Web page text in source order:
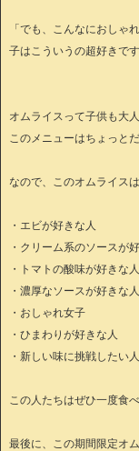
「でも、こんなにおしゃ
子はこういうの超好きです
オムライスって子供も大
このメニューはちょっと
なので、このオムライス
・エビが好きな人
・クリーム系のソースが
・トマトの酸味が好きな人
・濃厚なソースが好きな人
・おしゃれ女子
・ひまわりが好きな人
・新しい味に挑戦したい人
この人たちはぜひ一度食
最後に、この期間限定オ